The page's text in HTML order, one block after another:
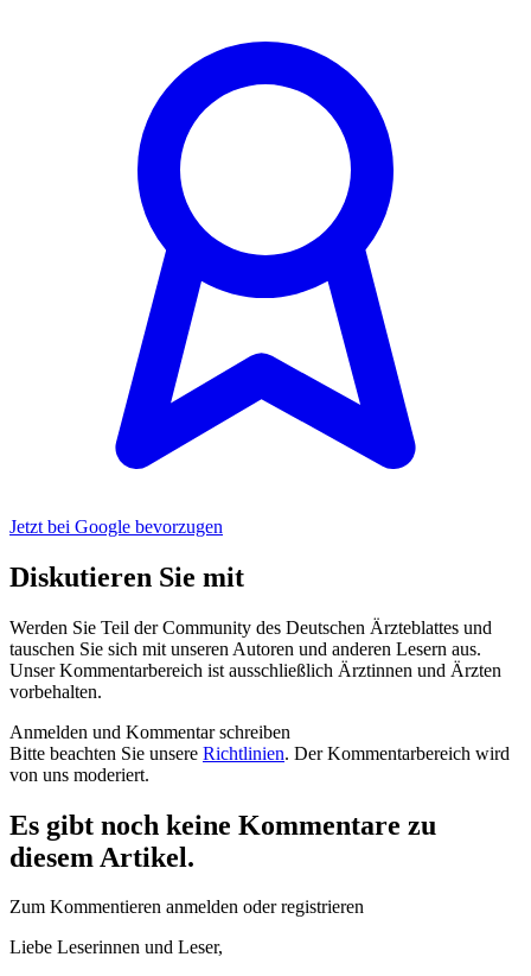
Jetzt bei Google bevorzugen
Diskutieren Sie mit
Werden Sie Teil der Community des Deutschen Ärzteblattes und
tauschen Sie sich mit unseren Autoren und anderen Lesern aus.
Unser Kommentarbereich ist ausschließlich Ärztinnen und Ärzten
vorbehalten.
Anmelden und Kommentar schreiben
Bitte beachten Sie unsere Richtlinien. Der Kommentarbereich wird
von uns moderiert.
Es gibt noch keine Kommentare zu
diesem Artikel.
Zum Kommentieren anmelden oder registrieren
Liebe Leserinnen und Leser,